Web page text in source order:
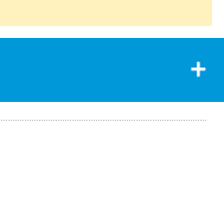
に対応